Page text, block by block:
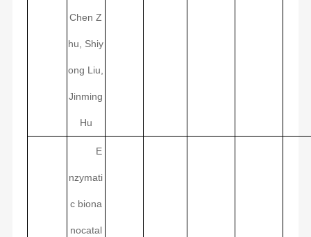
Chen Z
hu, Shiy
ong Liu,
Jinming
Hu
E
nzymati
c biona
nocatal